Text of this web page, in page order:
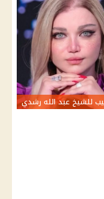
للشيخ عبد الله رشدي